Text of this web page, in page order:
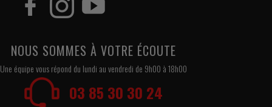
NOUS SOMMES À VOTRE ÉCOUTE
Une équipe vous répond du lundi au vendredi de 9h00 à 18h00
03 85 30 30 24